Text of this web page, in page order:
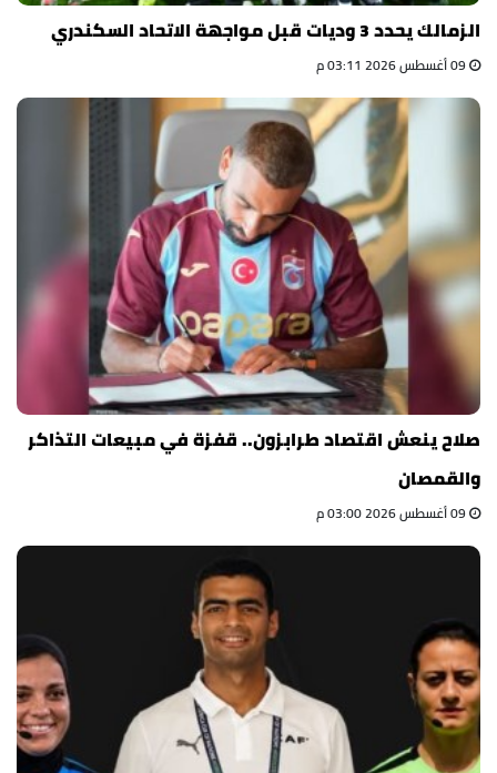
الزمالك يحدد 3 وديات قبل مواجهة الاتحاد السكندري
صلاح ينعش اقتصاد طرابزون.. قفزة في مبيعات التذاكر
والقمصان